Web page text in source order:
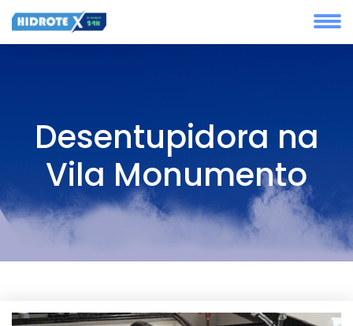
Desentupidora na
Vila Monumento